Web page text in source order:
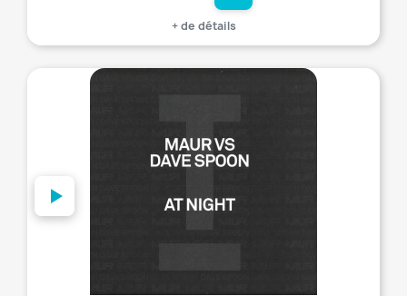
+ de détails